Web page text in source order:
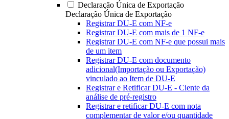
Declaração Única de Exportação
Declaração Única de Exportação
Registrar DU-E com NF-e
Registrar DU-E com mais de 1 NF-e
Registrar DU-E com NF-e que possui mais
de um item
Registrar DU-E com documento
adicional(Importação ou Exportação)
vinculado ao Item de DU-E
Registrar e Retificar DU-E - Ciente da
análise de pré-registro
Registrar e retificar DU-E com nota
complementar de valor e/ou quantidade